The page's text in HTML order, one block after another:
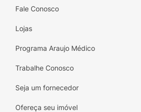
Fale Conosco
Lojas
Programa Araujo Médico
Trabalhe Conosco
Seja um fornecedor
Ofereça seu imóvel